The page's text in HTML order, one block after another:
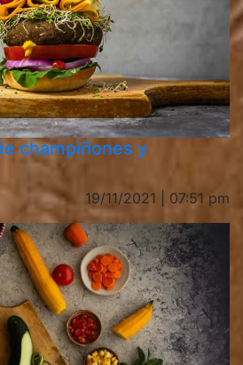
champiñones y
19/11/2021 | 07:51 pm